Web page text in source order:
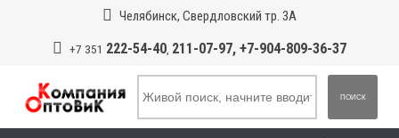
Челябинск, Свердловский тр. 3А
+7 351 222-54-40, 211-07-97, +7-904-809-36-37
ПОИСК